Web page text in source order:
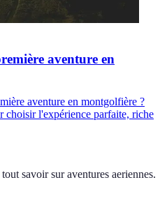
aventure en
aventure en montgolfière ?
choisir l'expérience parfaite, riche
savoir sur aventures aeriennes.